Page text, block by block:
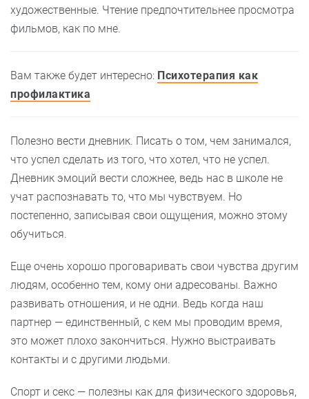
художественные. Чтение предпочтительнее просмотра
фильмов, как по мне.
Вам также будет интересно: Психотерапия как
профилактика
Полезно вести дневник. Писать о том, чем занимался,
что успел сделать из того, что хотел, что не успел.
Дневник эмоций вести сложнее, ведь нас в школе не
учат распознавать то, что мы чувствуем. Но
постепенно, записывая свои ощущения, можно этому
обучиться.
Еще очень хорошо проговаривать свои чувства другим
людям, особенно тем, кому они адресованы. Важно
развивать отношения, и не одни. Ведь когда наш
партнер — единственный, с кем мы проводим время,
это может плохо закончиться. Нужно выстраивать
контакты и с другими людьми.
Спорт и секс — полезны как для физического здоровья,